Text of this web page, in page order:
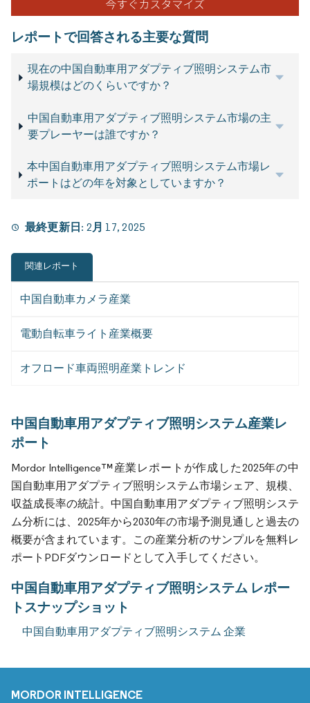
レポートで回答される主要な質問
現在の中国自動車用アダプティブ照明システム市
場規模はどのくらいですか？
中国自動車用アダプティブ照明システム市場の主
要プレーヤーは誰ですか？
本中国自動車用アダプティブ照明システム市場レ
ポートはどの年を対象としていますか？
最終更新日: 2月 17, 2025
関連レポート
中国自動車カメラ産業
電動自転車ライト産業概要
オフロード車両照明産業トレンド
中国自動車用アダプティブ照明システム産業レ
ポート
Mordor Intelligence™産業レポートが作成した2025年の中
国自動車用アダプティブ照明システム市場シェア、規模、
収益成長率の統計。中国自動車用アダプティブ照明システ
ム分析には、2025年から2030年の市場予測見通しと過去の
概要が含まれています。この産業分析のサンプルを無料レ
ポートPDFダウンロードとして入手してください。
中国自動車用アダプティブ照明システム レポー
トスナップショット
中国自動車用アダプティブ照明システム 企業
MORDOR INTELLIGENCE